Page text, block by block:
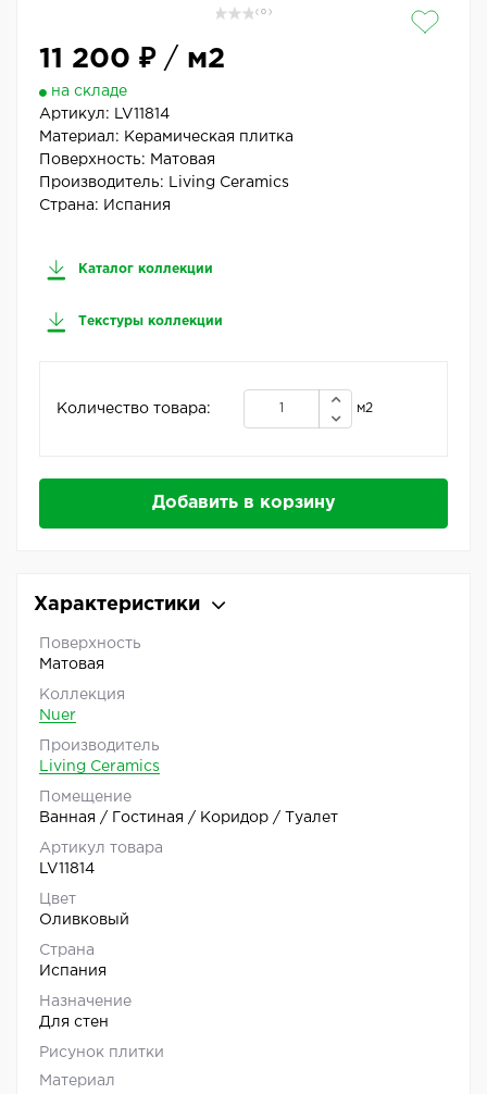
( 0 )
11 200 ₽/ м2
на складе
Артикул:
LV11814
Материал: Керамическая плитка
Поверхность: Матовая
Производитель:
Living Ceramics
Страна: Испания
Каталог коллекции
Текстуры коллекции
Количество товара: м2
Добавить в корзину
Характеристики
Поверхность
Матовая
Коллекция
Nuer
Производитель
Living Ceramics
Помещение
Ванная / Гостиная / Коридор / Туалет
Артикул товара
LV11814
Цвет
Оливковый
Страна
Испания
Назначение
Для стен
Рисунок плитки
Материал